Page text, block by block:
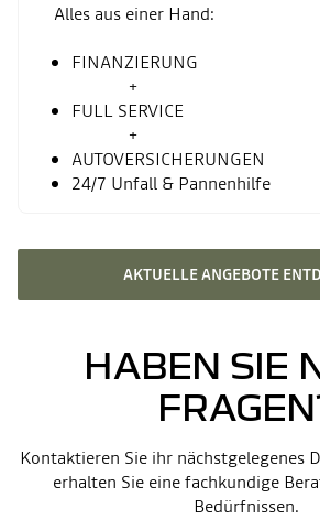
Alles aus einer Hand:​
FINANZIERUNG
+
FULL SERVICE
+
AUTOVERSICHERUNGEN
24/7 Unfall & Pannenhilfe
AKTUELLE ANGEBOTE
HABEN SIE
Kontaktieren Sie ihr nächstgelegenes
erhalten Sie eine fachkundige
Bedürfnissen.